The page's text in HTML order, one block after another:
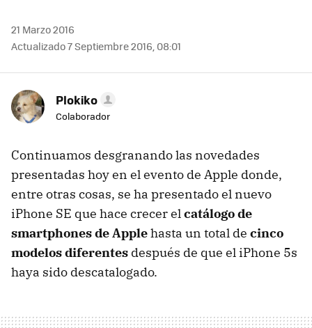
21 Marzo 2016
Actualizado 7 Septiembre 2016, 08:01
Plokiko
Colaborador
Continuamos desgranando las novedades
presentadas hoy en el evento de Apple donde,
entre otras cosas, se ha presentado el nuevo
iPhone SE que hace crecer elcatálogo de
smartphones de Applehasta un total de cinco
modelos diferentes después de que el iPhone 5s
haya sido descatalogado.